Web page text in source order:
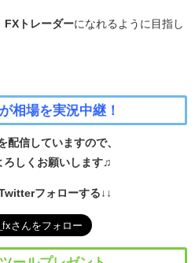
FXトレーダーになれるように目指し
相場を実況中継！
配信していますので、
ろしくお願いします♫
フォローする↓↓